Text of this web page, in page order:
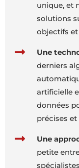
unique, et
solutions
objectifs et
Une
derniers
artificielle
données
précises
Une
petite